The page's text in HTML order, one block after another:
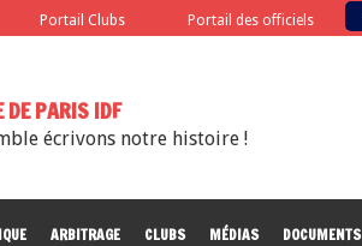
Portail Clubs Portail des officiels
DE PARIS IDF
écrivons notre histoire !
ARBITRAGE CLUBS MÉDIAS DOCUMENTS